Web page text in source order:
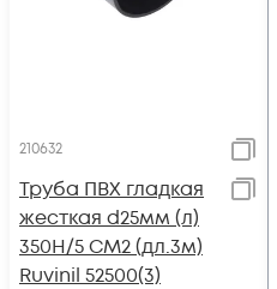
210632
Труба ПВХ гладкая
жесткая d25мм (л)
350Н/5 СМ2 (дл.3м)
Ruvinil 52500(3)